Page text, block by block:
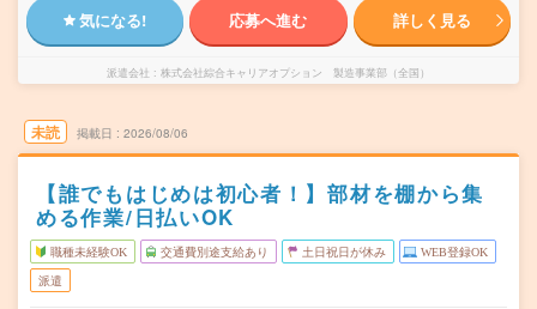
気になる! 応募へ進む 詳しく見る
派遣会社 株式会社綜合キャリアオプション 製造事業部（全国）
未読 掲載日 2026/08/06
【誰でもはじめは初心者！】部材を棚から集
める作業/日払いOK
職種未経験OK 交通費別途支給あり 土日祝日が休み WEB登録OK
派遣